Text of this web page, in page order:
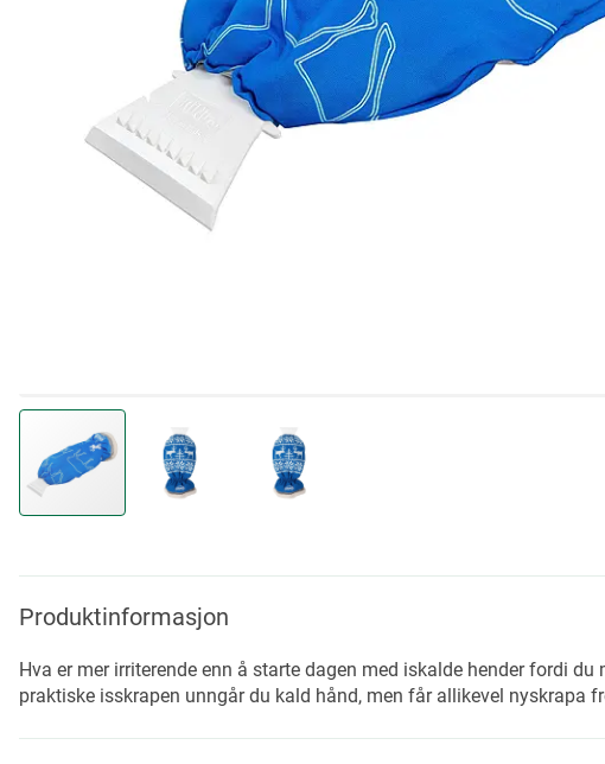
the
beginning
the
images
gallery
Produktinformasjon
Hva er mer irriterende enn å starte dagen med iskalde hender fordi du
praktiske isskrapen unngår du kald hånd, men får allikevel nyskrapa